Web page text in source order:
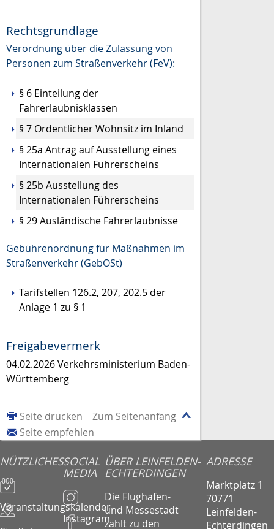
Rechtsgrundlage
Verordnung über die Zulassung von
Personen zum Straßenverkehr (FeV):
§ 6 Einteilung der
Fahrerlaubnisklassen
§ 7 Ordentlicher Wohnsitz im Inland
§ 25a Antrag auf Ausstellung eines
Internationalen Führerscheins
§ 25b Ausstellung des
Internationalen Führerscheins
§ 29 Ausländische Fahrerlaubnisse
Gebührenordnung für Maßnahmen im
Straßenverkehr (GebOSt)
Tarifstellen 126.2, 207, 202.5 der
Anlage 1 zu § 1
Freigabevermerk
04.02.2026Verkehrsministerium Baden-
Württemberg
Zum Seitenanfang
Seite drucken
Seite empfehlen
NÜTZLICHES
Veranstaltungskalender
SOCIAL
MEDIA
Instagram
ÜBER LEINFELDEN-
ECHTERDINGEN
Die Flughafen-
und Messestadt
zählt zu den
ADRESSE
Marktplatz 1
70771
Leinfelden-
Echterdingen